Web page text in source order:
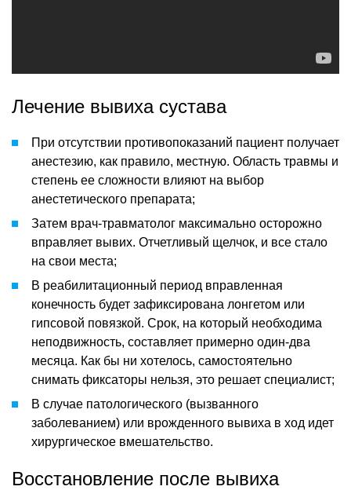
Лечение вывиха сустава
При отсутствии противопоказаний пациент получает
анестезию, как правило, местную. Область травмы и
степень ее сложности влияют на выбор
анестетического препарата;
Затем врач-травматолог максимально осторожно
вправляет вывих. Отчетливый щелчок, и все стало
на свои места;
В реабилитационный период вправленная
конечность будет зафиксирована лонгетом или
гипсовой повязкой. Срок, на который необходима
неподвижность, составляет примерно один-два
месяца. Как бы ни хотелось, самостоятельно
снимать фиксаторы нельзя, это решает специалист;
В случае патологического (вызванного
заболеванием) или врожденного вывиха в ход идет
хирургическое вмешательство.
Восстановление после вывиха